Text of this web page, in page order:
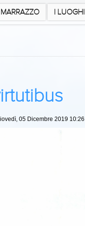
I LUOGHI
05 Dicembre 2019 10:26